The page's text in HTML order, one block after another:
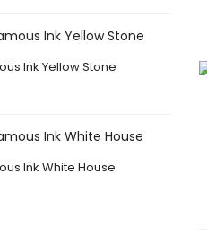
Ink Yellow Stone
Ink White House